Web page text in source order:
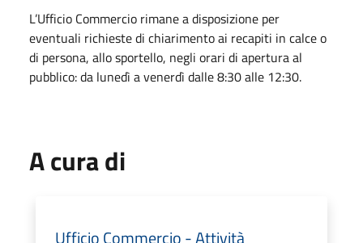
L’Ufficio Commercio rimane a disposizione per
eventuali richieste di chiarimento ai recapiti in calce o
di persona, allo sportello, negli orari di apertura al
pubblico: da lunedì a venerdì dalle 8:30 alle 12:30.
A cura di
Ufficio Commercio - Attività